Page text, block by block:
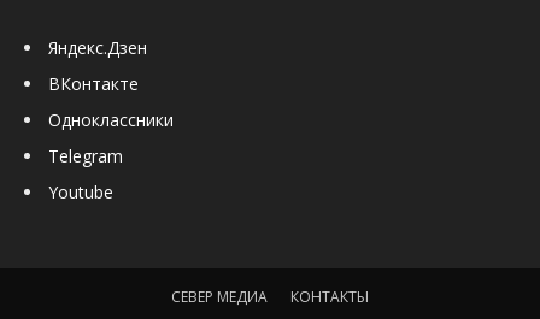
Яндекс.Дзен
ВКонтакте
Одноклассники
Telegram
Youtube
СЕВЕР МЕДИА КОНТАКТЫ